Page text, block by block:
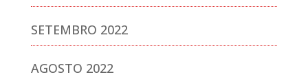
SETEMBRO 2022
AGOSTO 2022